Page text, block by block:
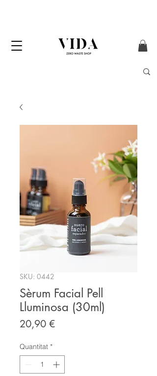
SKU: 0442
Sèrum Facial Pell
Lluminosa (30ml)
20,90 €Price
Quantitat *